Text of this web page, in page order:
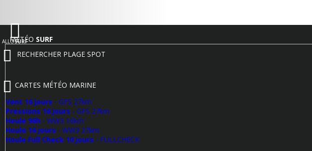
ALLOSURF
MÉTÉO SURF
RECHERCHER PLAGE SPOT
CARTES MÉTÉO MARINE
Vent 16 jours - GFS 27km
Pressions 16 jours - GFS 27km
Houle 96h - WW3 16km
Houle 16 jours - WW3 27km
Houle Full Check 10 jours - FULLCHECK